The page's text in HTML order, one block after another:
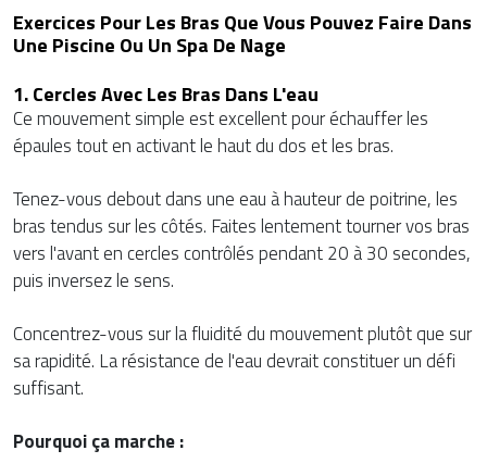
Exercices Pour Les Bras Que Vous Pouvez Faire Dans
Une Piscine Ou Un Spa De Nage
1. Cercles Avec Les Bras Dans L'eau
Ce mouvement simple est excellent pour échauffer les
épaules tout en activant le haut du dos et les bras.
Tenez-vous debout dans une eau à hauteur de poitrine, les
bras tendus sur les côtés. Faites lentement tourner vos bras
vers l'avant en cercles contrôlés pendant 20 à 30 secondes,
puis inversez le sens.
Concentrez-vous sur la fluidité du mouvement plutôt que sur
sa rapidité. La résistance de l'eau devrait constituer un défi
suffisant.
Pourquoi ça marche :